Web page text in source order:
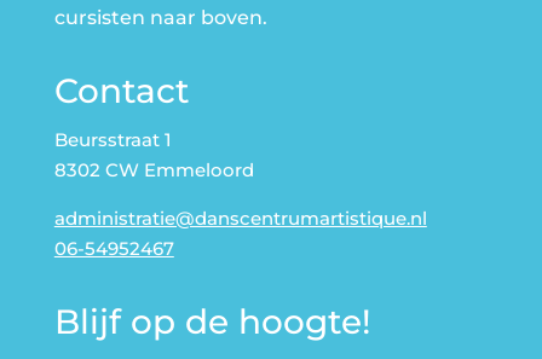
cursisten naar boven.
Contact
Beursstraat 1
8302 CW Emmeloord
administratie@danscentrumartistique.nl
06-54952467
Blijf op de hoogte!